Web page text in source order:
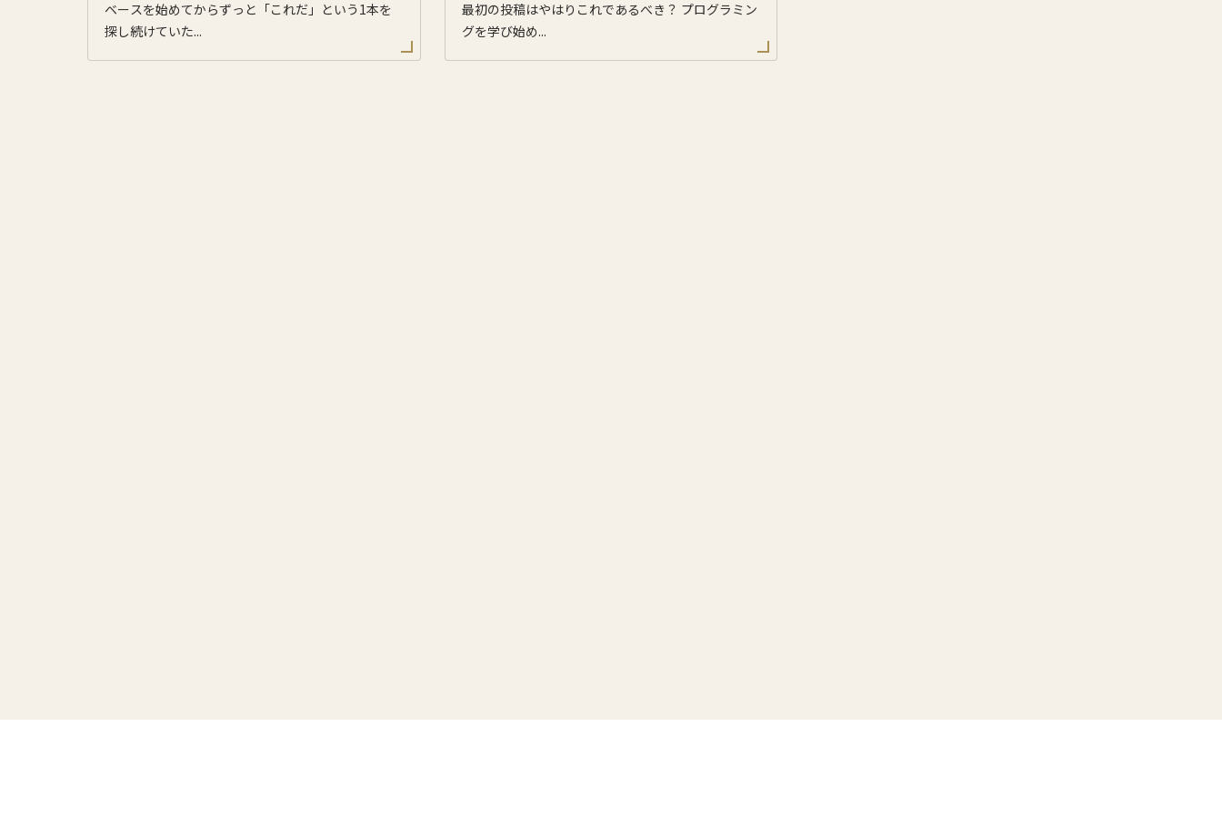
ベースを始めてからずっと「これだ」という1本を
探し続けていた...
最初の投稿はやはりこれであるべき？ プログラミン
グを学び始め...